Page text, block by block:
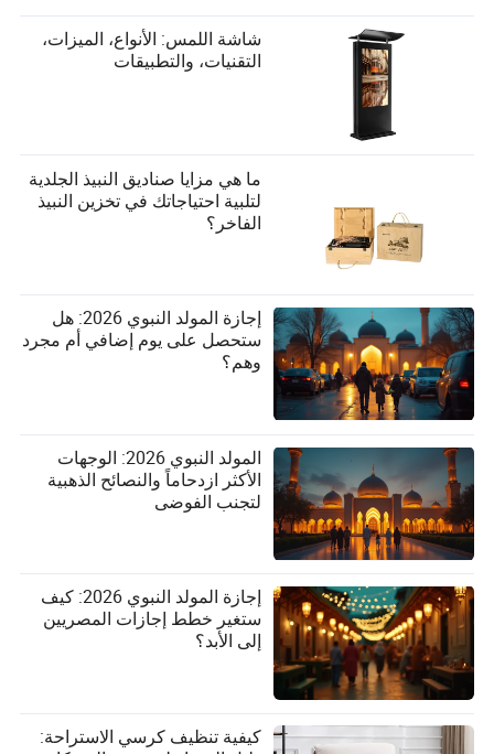
شاشة اللمس: الأنواع، الميزات،
التقنيات، والتطبيقات
ما هي مزايا صناديق النبيذ الجلدية
لتلبية احتياجاتك في تخزين النبيذ
الفاخر؟
إجازة المولد النبوي 2026: هل
ستحصل على يوم إضافي أم مجرد
وهم؟
المولد النبوي 2026: الوجهات
الأكثر ازدحاماً والنصائح الذهبية
لتجنب الفوضى
إجازة المولد النبوي 2026: كيف
ستغير خطط إجازات المصريين
إلى الأبد؟
كيفية تنظيف كرسي الاستراحة: